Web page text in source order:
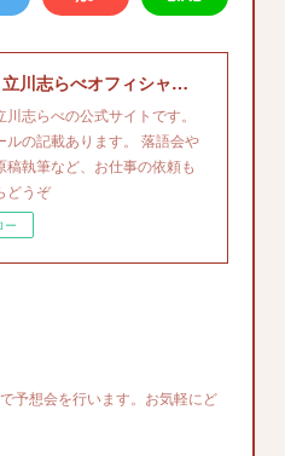
落語家・立川志らべオフィシャルサイト
志らべの公式サイトです。
ルの記載あります。 落語会や
稿執筆など、お仕事の依頼も
どうぞ
ー
予想会を行います。お気軽にど